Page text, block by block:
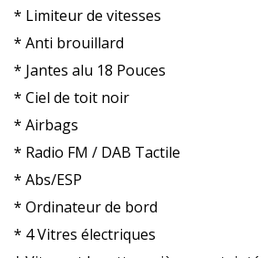
* Limiteur de vitesses
* Anti brouillard
* Jantes alu 18 Pouces
* Ciel de toit noir
* Airbags
* Radio FM / DAB Tactile
* Abs/ESP
* Ordinateur de bord
* 4 Vitres électriques